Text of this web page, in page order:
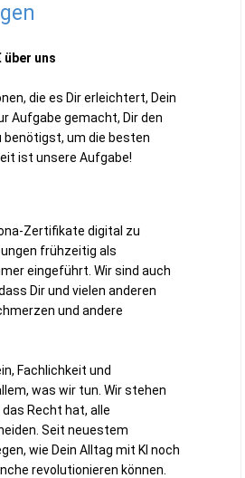
über uns
die es Dir erleichtert, Dein
Aufgabe gemacht, Dir den
benötigst, um die besten
ist unsere Aufgabe!
Zertifikate digital zu
frühzeitig als
eingeführt. Wir sind auch
Dir und vielen anderen
und andere
Fachlichkeit und
was wir tun. Wir stehen
Recht hat, alle
Seit neuestem
wie Dein Alltag mit KI noch
revolutionieren können.